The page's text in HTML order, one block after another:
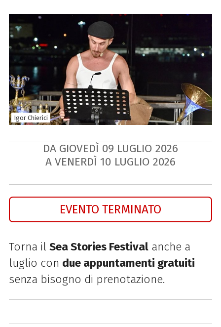
Igor Chierici
DA GIOVEDÌ 09 LUGLIO 2026
A VENERDÌ 10 LUGLIO 2026
EVENTO TERMINATO
Torna il Sea Stories Festivalanche a
luglio con due appuntamenti gratuiti
senza bisogno di prenotazione.